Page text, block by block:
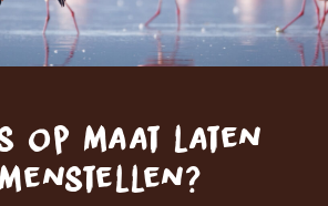
op maat laten